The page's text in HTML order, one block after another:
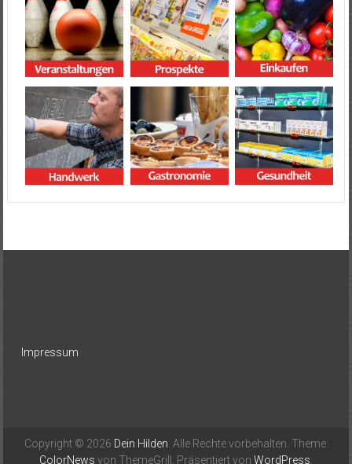
Impressum
Copyright © 2026 Dein Hilden . Alle Rechte vorbehalten. Theme:
ColorNews von ThemeGrill. Präsentiert von WordPress